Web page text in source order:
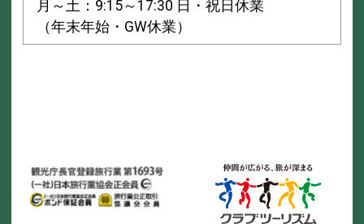
月～土：9:15～17:30 日・祝日休業
（年末年始・GW休業）